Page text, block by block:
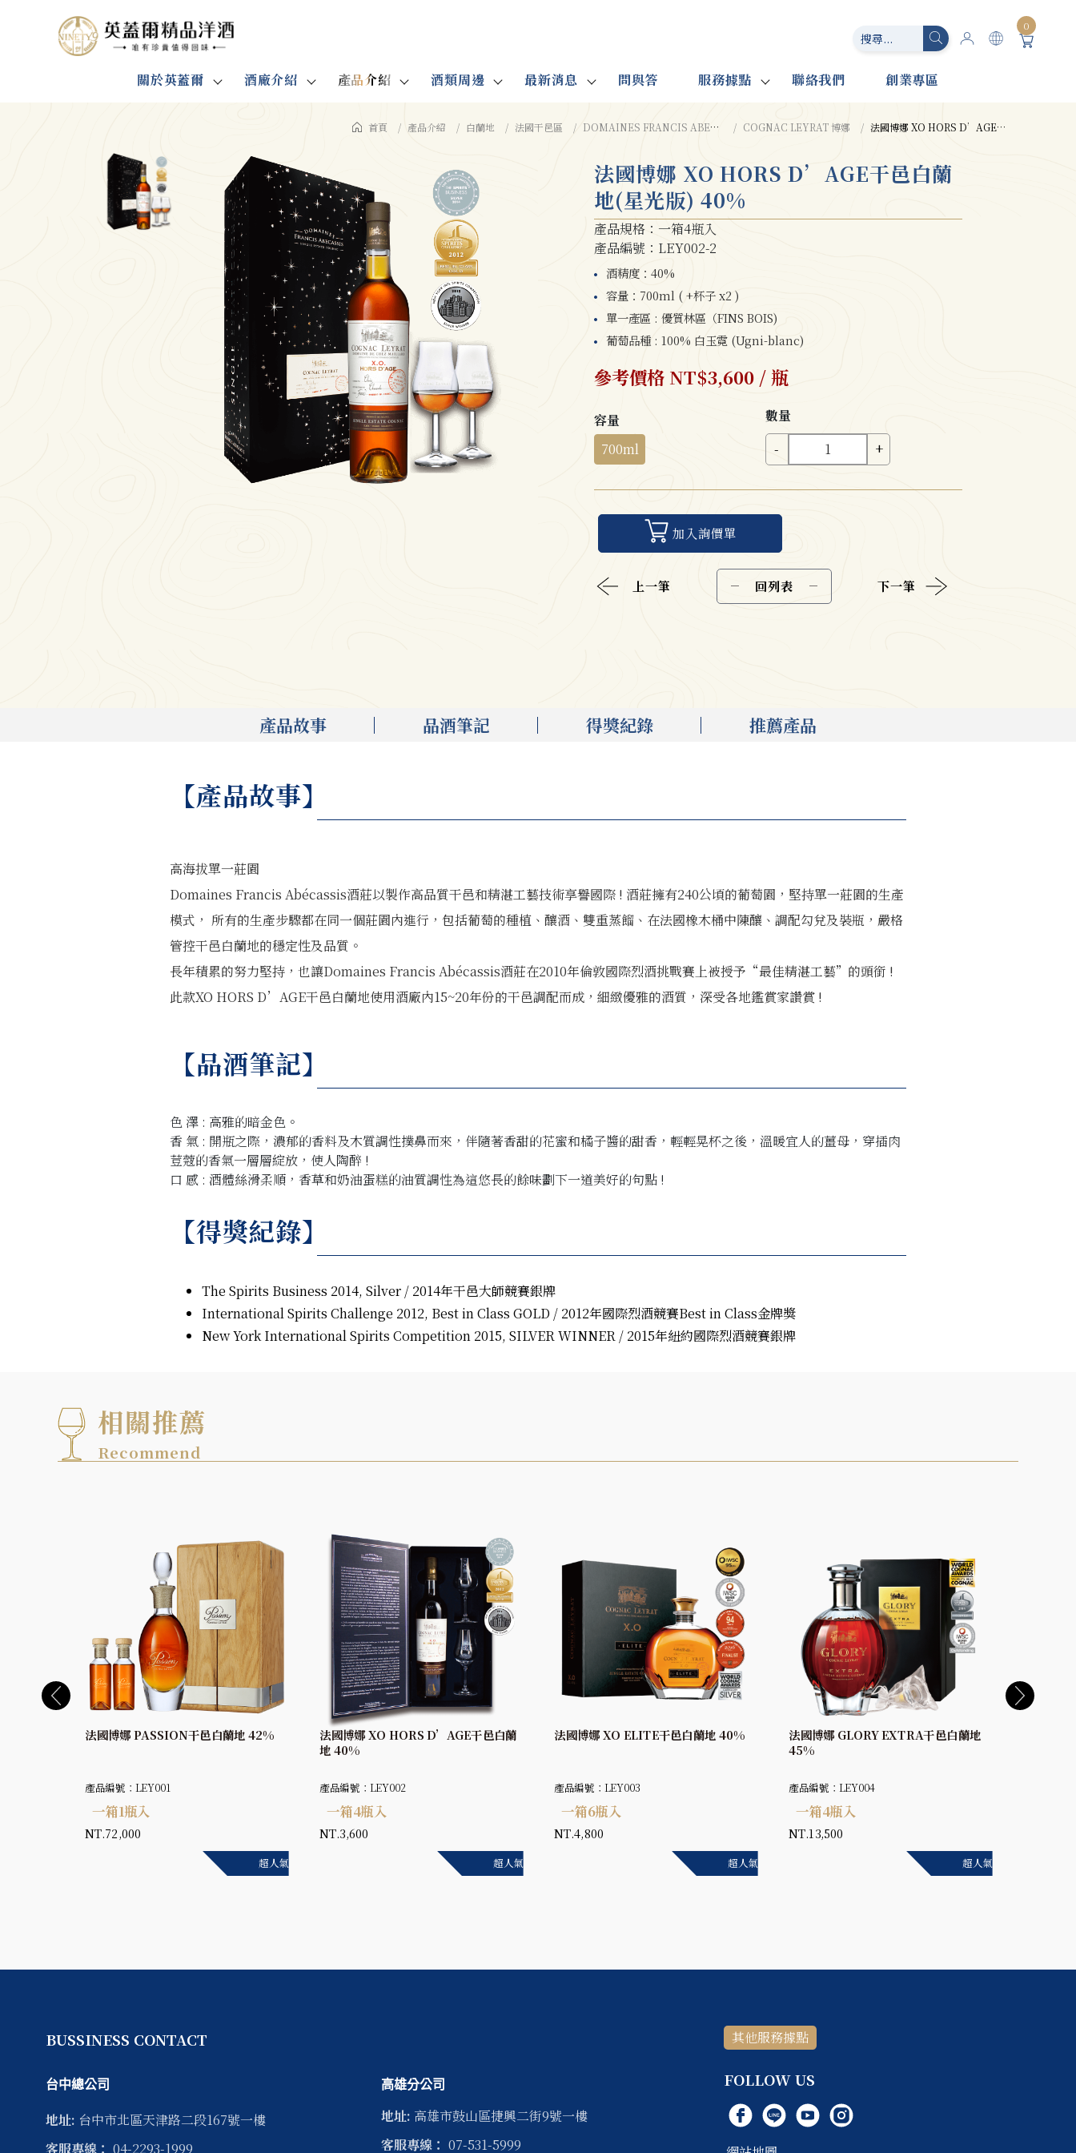
0
關於英蓋爾 酒廠介紹 產品介紹 酒類周邊 最新消息 問與答 服務據點 聯絡我們 創業專區
首頁 產品介紹 白蘭地 法國干邑區 DOMAINES FRANCIS ABECASSIS(ABK6、博娜) COGNAC LEYRAT 博娜 法國博娜 XO HORS D’AGE干邑白蘭地(星光版) 40%
法國博娜 XO HORS D’AGE干邑白蘭
地(星光版) 40%
產品規格：一箱4瓶入
產品編號：LEY002-2
酒精度：40%
容量：700ml ( +杯子 x2 )
單一產區 : 優質林區（FINS BOIS)
葡萄品種 : 100% 白玉霓 (Ugni-blanc)
參考價格 NT$3,600 / 瓶
容量
700ml
數量
-
+
加入詢價單
上一筆 回列表 下一筆
產品故事 品酒筆記 得獎紀錄 推薦產品
【產品故事】
高海拔單一莊園
Domaines Francis Abécassis酒莊以製作高品質干邑和精湛工藝技術享譽國際 ! 酒莊擁有240公頃的葡萄園，堅持單一莊園的生產
模式， 所有的生產步驟都在同一個莊園內進行，包括葡萄的種植、釀酒、雙重蒸餾、在法國橡木桶中陳釀、調配勾兌及裝瓶，嚴格
管控干邑白蘭地的穩定性及品質。
長年積累的努力堅持，也讓Domaines Francis Abécassis酒莊在2010年倫敦國際烈酒挑戰賽上被授予“最佳精湛工藝”的頭銜 !
此款XO HORS D’AGE干邑白蘭地使用酒廠內15~20年份的干邑調配而成，細緻優雅的酒質，深受各地鑑賞家讚賞 !
【品酒筆記】
色 澤 : 高雅的暗金色。
香 氣 : 開瓶之際，濃郁的香料及木質調性撲鼻而來，伴隨著香甜的花蜜和橘子醬的甜香，輕輕晃杯之後，溫暖宜人的薑母，穿插肉
荳蔻的香氣一層層綻放，使人陶醉 !
口 感 : 酒體絲滑柔順，香草和奶油蛋糕的油質調性為這悠長的餘味劃下一道美好的句點 !
【得獎紀錄】
The Spirits Business 2014, Silver / 2014年干邑大師競賽銀牌
International Spirits Challenge 2012, Best in Class GOLD / 2012年國際烈酒競賽Best in Class金牌獎
New York International Spirits Competition 2015, SILVER WINNER / 2015年紐約國際烈酒競賽銀牌
相關推薦
Recommend
超人氣
法國博娜 PASSION干邑白蘭地 42%
產品編號：LEY001
一箱1瓶入
NT.72,000
超人氣
法國博娜 XO HORS D’AGE干邑白蘭
地 40%
產品編號：LEY002
一箱4瓶入
NT.3,600
超人氣
法國博娜 XO ELITE干邑白蘭地 40%
產品編號：LEY003
一箱6瓶入
NT.4,800
超人氣
法國博娜 GLORY EXTRA干邑白蘭地
45%
產品編號：LEY004
一箱4瓶入
NT.13,500
BUSSINESS CONTACT
台中總公司
地址: 台中市北區天津路二段167號一樓
客服專線： 04-2293-1999
高雄分公司
地址: 高雄市鼓山區捷興二街9號一樓
客服專線： 07-531-5999
其他服務據點
FOLLOW US